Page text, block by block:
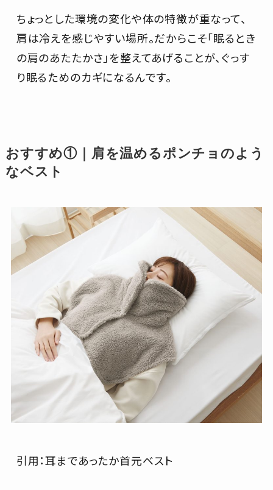
ちょっとした環境の変化や体の特徴が重なって、
肩は冷えを感じやすい場所。だからこそ「眠るとき
の肩のあたたかさ」を整えてあげることが、ぐっす
り眠るためのカギになるんです。
おすすめ①｜肩を温めるポンチョのよう
なベスト
引用：耳まであったか首元ベスト